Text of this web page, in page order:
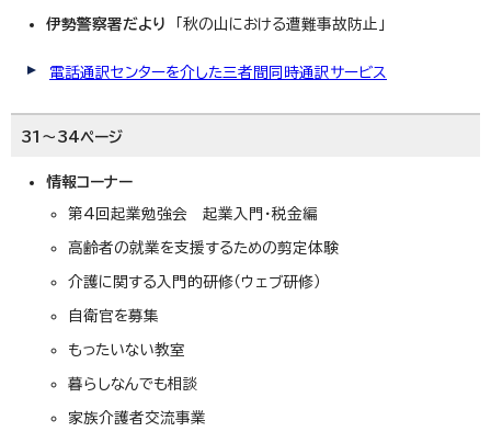
伊勢警察署だより 「秋の山における遭難事故防止」
電話通訳センターを介した三者間同時通訳サービス
31～34ページ
情報コーナー
第4回起業勉強会 起業入門・税金編
高齢者の就業を支援するための剪定体験
介護に関する入門的研修（ウェブ研修）
自衛官を募集
もったいない教室
暮らしなんでも相談
家族介護者交流事業